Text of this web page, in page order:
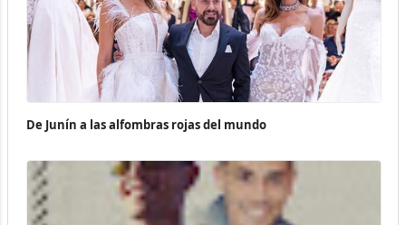
De Junín a las alfombras rojas del mundo